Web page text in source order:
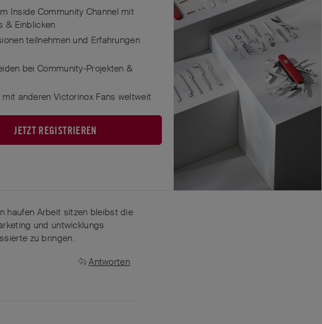
zu haben.
Gründen nicht bestellt.
Das ist nur so eine Idee.
Antworten
möchte, das mit heutige
haufen Arbeit sitzen bleibst die
und untwicklungs
zu bringen.
Antworten
Inside Community Channel mit
& Einblicken
teilnehmen und Erfahrungen
bei Community-Projekten &
anderen Victorinox Fans weltweit
JETZT REGISTRIEREN